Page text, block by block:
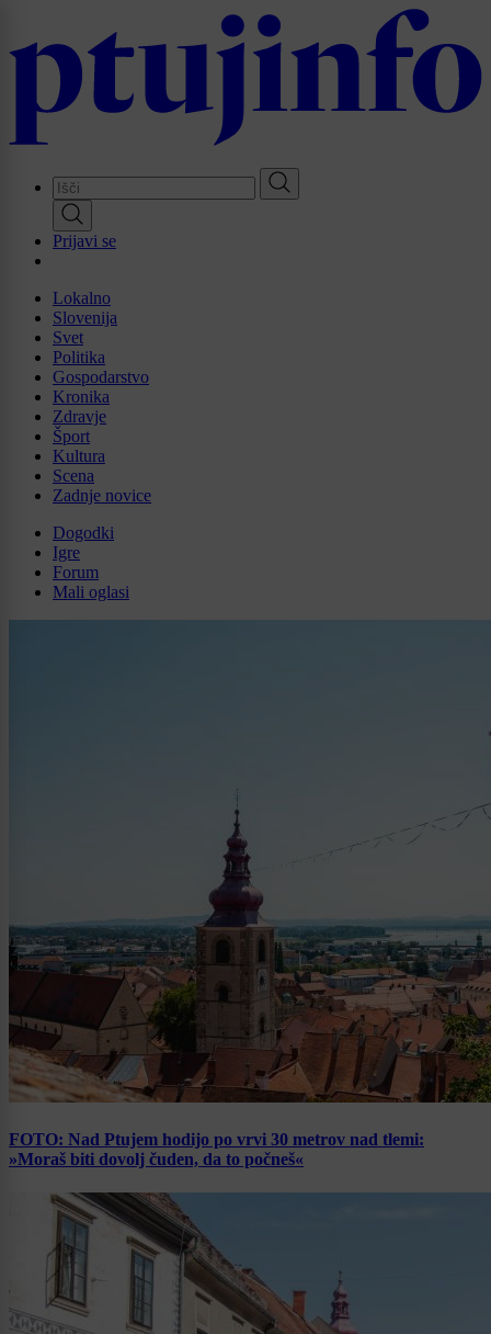
main
Prijavi se
Lokalno
Slovenija
Svet
Politika
Gospodarstvo
Kronika
Zdravje
Šport
Kultura
Scena
Zadnje novice
Dogodki
Igre
Forum
Mali oglasi
FOTO: Nad Ptujem hodijo po vrvi 30 metrov nad tlemi:
»Moraš biti dovolj čuden, da to počneš«